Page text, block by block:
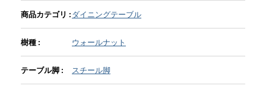
新入荷情報
納品事例
商品カテゴリ :ダイニングテーブル
樹種 : ウォールナット
テーブル脚 : スチール脚